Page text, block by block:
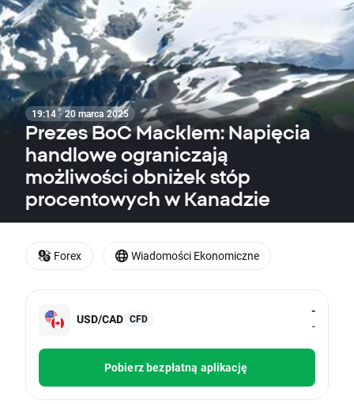
19:14 · 20 marca 2025
Prezes BoC Macklem: Napięcia
handlowe ograniczają
możliwości obniżek stóp
procentowych w Kanadzie
USD/CAD CFD
-
-
Pobierz bezpłatną aplikację
Forex Wiadomości Ekonomiczne